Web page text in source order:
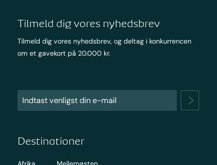
Tilmeld dig vores nyhedsbrev
Tilmeld dig vores nyhedsbrev, og deltag i konkurrencen
om et gavekort på 20.000 kr.
Destinationer